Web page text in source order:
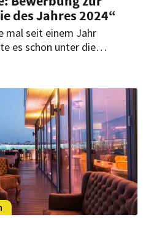
des Jahres 2024“
mal seit einem Jahr
es schon unter die
Oktober 2024 im Hotel